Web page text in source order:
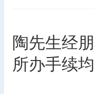
陶先生经
所办手续